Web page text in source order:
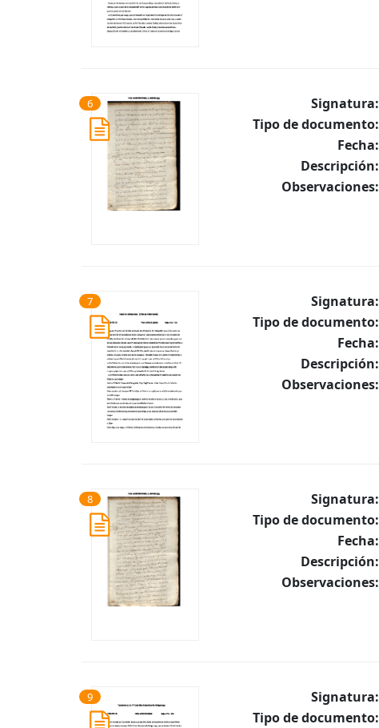
6 Signatura:
Tipo de documento:
Fecha:
Descripción:
Observaciones:
7 Signatura:
Tipo de documento:
Fecha:
Descripción:
Observaciones:
8 Signatura:
Tipo de documento:
Fecha:
Descripción:
Observaciones:
9 Signatura:
Tipo de documento: